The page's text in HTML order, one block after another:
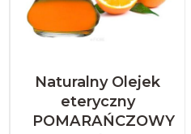
Naturalny Olejek
eteryczny
POMARAŃCZOWY